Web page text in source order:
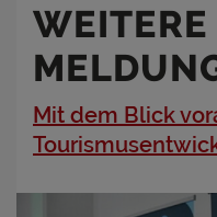
WEITERE
Mit dem Blick